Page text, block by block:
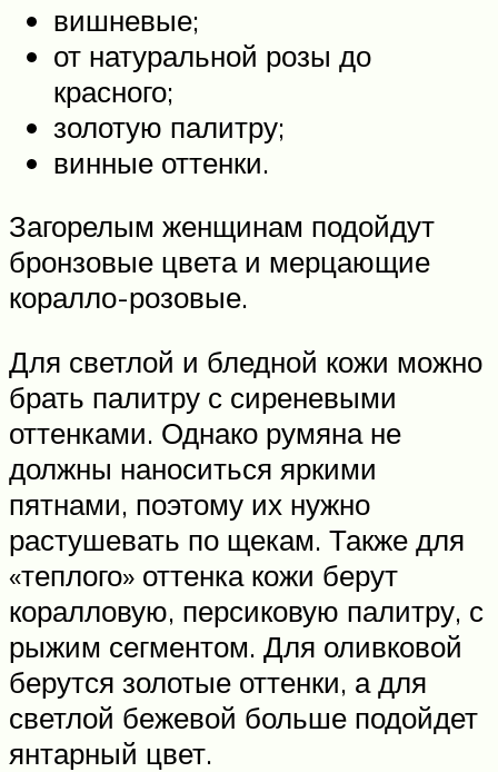
вишневые;
от натуральной розы до
красного;
золотую палитру;
винные оттенки.
Загорелым женщинам подойдут
бронзовые цвета и мерцающие
коралло-розовые.
Для светлой и бледной кожи можно
брать палитру с сиреневыми
оттенками. Однако румяна не
должны наноситься яркими
пятнами, поэтому их нужно
растушевать по щекам. Также для
«теплого» оттенка кожи берут
коралловую, персиковую палитру, с
рыжим сегментом. Для оливковой
берутся золотые оттенки, а для
светлой бежевой больше подойдет
янтарный цвет.